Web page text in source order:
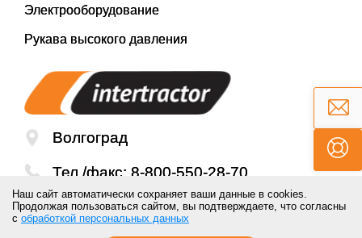
Электрооборудование
Рукава высокого давления
Волгоград
Тел./факс: 8-800-550-28-70
Email:mail@inter-tractor.ru
Наш сайт автоматически сохраняет ваши данные в cookies.
Продолжая пользоваться сайтом, вы подтверждаете, что согласны
с обработкой персональных данных